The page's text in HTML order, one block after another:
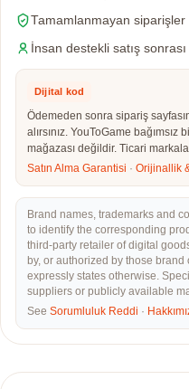
Tamamlanmayan
İnsan destekli satış sonrası
Dijital kod
Ödemeden sonra sipariş
alırsınız. YouToGame
mağazası değildir. Ticari
Satın Alma Garantisi · Orijinallik
Brand names, trademarks and
to identify the corresponding
third-party retailer of digital
by, or authorized by those
expressly states otherwise.
suppliers or publicly available
See Sorumluluk Reddi ·